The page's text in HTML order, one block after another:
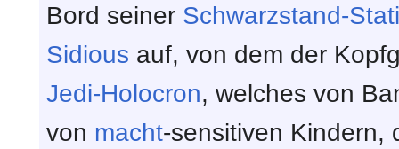
Bord seiner Schwarzstand-
Sidious auf, von dem der
Jedi-Holocron, welches von
von macht-sensitiven Kindern,